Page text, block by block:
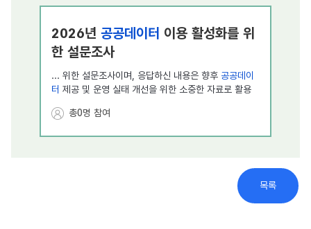
2026년공공데이터 이용 활성화를 위
한 설문조사
... 위한 설문조사이며, 응답하신 내용은 향후 공공데이
터 제공 및 운영 실태 개선을 위한 소중한 자료로 활용
?- 국가 및공공
총0명 참여
도로 위 3D 입체 착시 효과 기술 도입,
과연 안전할까요? 시민 여러분의 의견
[
부
목록